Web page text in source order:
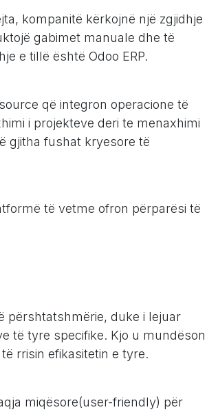
kompanitë kërkojnë një zgjidhje
gabimet manuale dhe të
e tillë është Odoo ERP.
që integron operacione të
i projekteve deri te menaxhimi
gjitha fushat kryesore të
të vetme ofron përparësi të
përshtatshmërie, duke i lejuar
të tyre specifike. Kjo u mundëson
rrisin efikasitetin e tyre.
miqësore(user-friendly) për